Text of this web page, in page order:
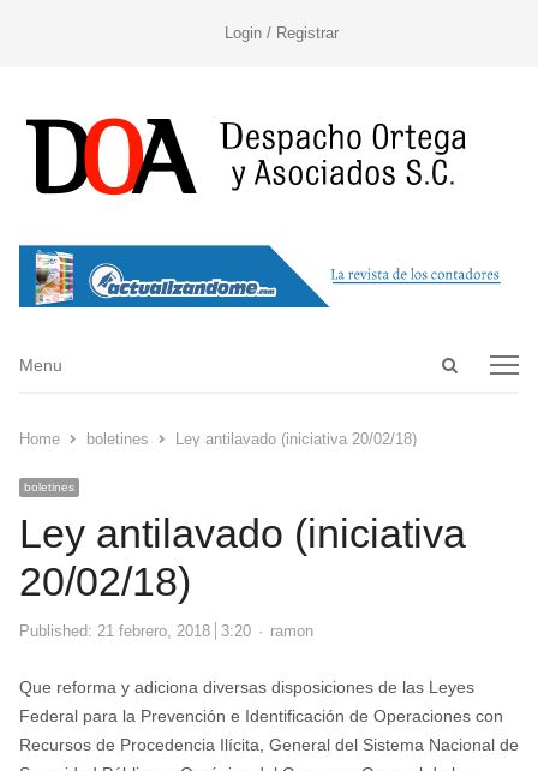
Login / Registrar
Open
Menu
Menu
Home boletines Ley antilavado (iniciativa 20/02/18)
boletines
Ley antilavado (iniciativa
20/02/18)
Published: 21 febrero, 2018 3:20 Author
ramon
Que reforma y adiciona diversas disposiciones de las Leyes
Federal para la Prevención e Identificación de Operaciones con
Recursos de Procedencia Ilícita, General del Sistema Nacional de